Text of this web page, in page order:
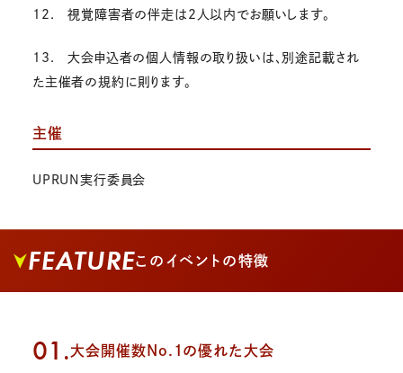
12. 視覚障害者の伴走は2人以内でお願いします。
13. 大会申込者の個人情報の取り扱いは、別途記載され
た主催者の規約に則ります。
主催
UPRUN実行委員会
FEATUREこのイベントの特徴
01.大会開催数No.1の優れた大会